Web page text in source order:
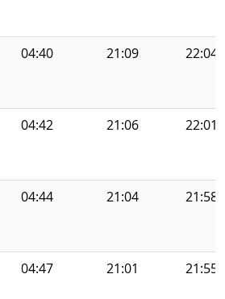
04:40 21:09 22:04
04:42 21:06 22:01
04:44 21:04 21:58
04:47 21:01 21:55